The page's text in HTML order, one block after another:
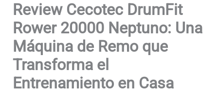
Review Cecotec DrumFit
Rower 20000 Neptuno: Una
Máquina de Remo que
Transforma el
Entrenamiento en Casa